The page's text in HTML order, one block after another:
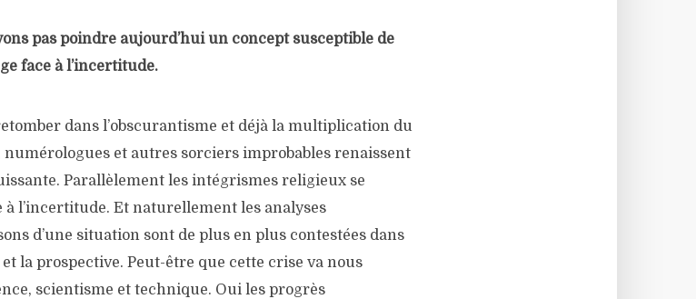
pas poindre aujourd’hui un concept susceptible de
face à l’incertitude.
dans l’obscurantisme et déjà la multiplication du
numérologues et autres sorciers improbables renaissent
Parallèlement les intégrismes religieux se
à l’incertitude. Et naturellement les analyses
d’une situation sont de plus en plus contestées dans
la prospective. Peut-être que cette crise va nous
scientisme et technique. Oui les progrès